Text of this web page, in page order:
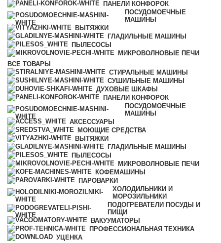
ПАНЕЛИ КОНФОРОК
ПОСУДОМОЕЧНЫЕ
МАШИНЫ
ВЫТЯЖКИ
ГЛАДИЛЬНЫЕ МАШИНЫ
ПЫЛЕСОСЫ
МИКРОВОЛНОВЫЕ ПЕЧИ
ВСЕ ТОВАРЫ
СТИРАЛЬНЫЕ МАШИНЫ
СУШИЛЬНЫЕ МАШИНЫ
ДУХОВЫЕ ШКАФЫ
ПАНЕЛИ КОНФОРОК
ПОСУДОМОЕЧНЫЕ
МАШИНЫ
АКСЕССУАРЫ
МОЮЩИЕ СРЕДСТВА
ВЫТЯЖКИ
ГЛАДИЛЬНЫЕ МАШИНЫ
ПЫЛЕСОСЫ
МИКРОВОЛНОВЫЕ ПЕЧИ
КОФЕМАШИНЫ
ПАРОВАРКИ
ХОЛОДИЛЬНИКИ И
МОРОЗИЛЬНИКИ
ПОДОГРЕВАТЕЛИ ПОСУДЫ И
ПИЩИ
ВАКУУМАТОРЫ
ПРОФЕССИОНАЛЬНАЯ ТЕХНИКА
УЦЕНКА